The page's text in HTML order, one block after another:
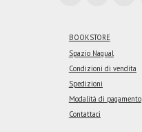
BOOKSTORE
Spazio Nagual
Condizioni di vendita
Spedizioni
Modalità di pagamento
Contattaci